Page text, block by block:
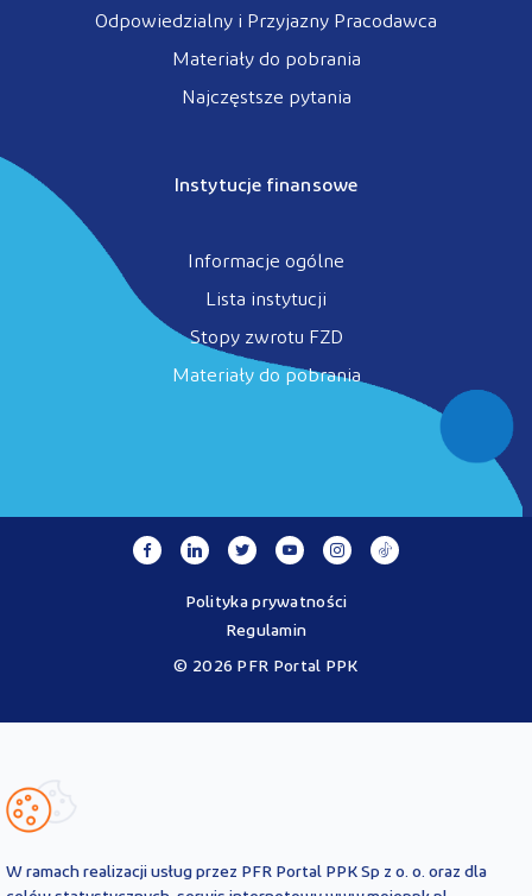
Odpowiedzialny i Przyjazny Pracodawca
Materiały do pobrania
Najczęstsze pytania
Instytucje finansowe
Informacje ogólne
Lista instytucji
Stopy zwrotu FZD
Materiały do pobrania
© 2026 PFR Portal PPK
Polityka prywatności
Regulamin
Ustawy o PPK przez operatora - PFR Portal PPK sp. z o.o., spółkę
informacyjny i są aktualne na dzień ich zamieszczenia. Treści te
obowiązujących przepisów prawa i każdorazowo
W ramach realizacji usług przez PFR Portal PPK Sp z o. o. oraz dla